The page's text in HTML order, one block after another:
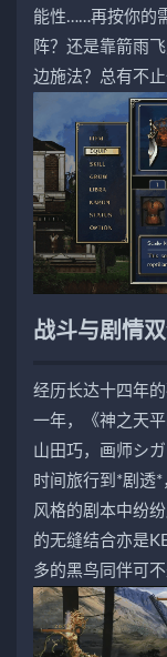
能性……再按你的
阵？还是靠箭雨
边施法？总有不
战斗与剧情
经历长达十四年
一年，《神之天
山田巧，画师シ
时间旅行到*剧透
风格的剧本中纷
的无缝结合亦是
多的黑鸟同伴可